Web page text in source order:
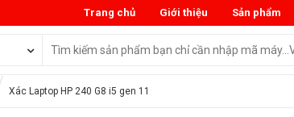
Sản phẩm
Giới thiệu
Trang chủ
Xác Laptop HP 240 G8 i5 gen 11